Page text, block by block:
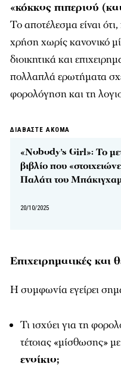
«κόκκος πιπεριού
Το αποτέλεσμα είναι
χρήση χωρίς κανονικό
διοικητικά και
πολλαπλά ερωτήματα
φορολόγηση και τη
ΔΙΑΒΑΣΤΕ ΑΚΟΜΑ
«Nobody’s Girl»: Το
βιβλίο που
Παλάτι του
20/10/2025
Επιχειρηματικές και
Η συμφωνία εγείρει
Τι ισχύει για τη
τέτοιας «μίσθωσης» με
ενοίκιο;